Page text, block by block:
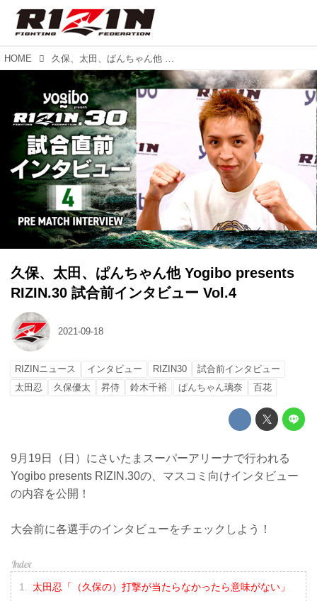
HOME 久保、太田、ぱんちゃん他 Yogibo presents RIZIN.30 試合前インタビュー Vol.4
久保、太田、ぱんちゃん他 Yogibo presents
RIZIN.30 試合前インタビュー Vol.4
2021-09-18
RIZINニュース インタビュー RIZIN30
試合前インタビュー
太田忍
久保優太 昇侍 鈴木千裕 ぱんちゃん璃奈 百花
9月19日（日）にさいたまスーパーアリーナで行われる
Yogibo presents RIZIN.30の、マスコミ向けインタビュー
の内容を公開！
大会前に各選手のインタビューをチェックしよう！
太田忍「（久保の）打撃が当たらなかったら意味がない」